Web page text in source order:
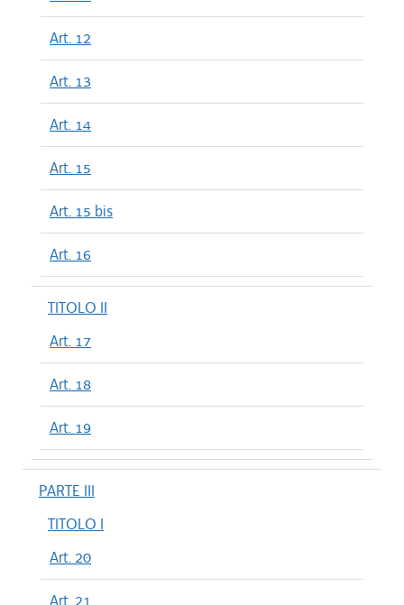
Art. 12
Art. 13
Art. 14
Art. 15
Art. 15 bis
Art. 16
TITOLO II
Art. 17
Art. 18
Art. 19
PARTE III
TITOLO I
Art. 20
Art. 21